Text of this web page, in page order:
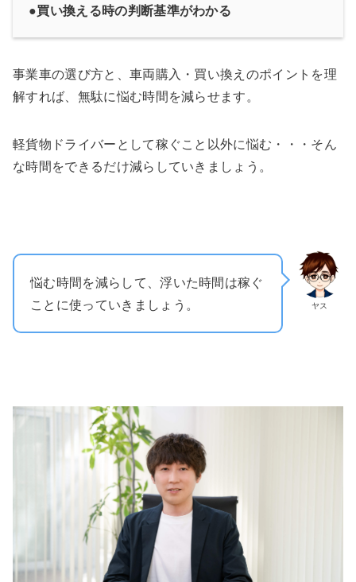
●買い換える時の判断基準がわかる
事業車の選び方と、車両購入・買い換えのポイントを理
解すれば、無駄に悩む時間を減らせます。
軽貨物ドライバーとして稼ぐこと以外に悩む・・・そん
な時間をできるだけ減らしていきましょう。
ヤス
悩む時間を減らして、浮いた時間は稼ぐ
ことに使っていきましょう。